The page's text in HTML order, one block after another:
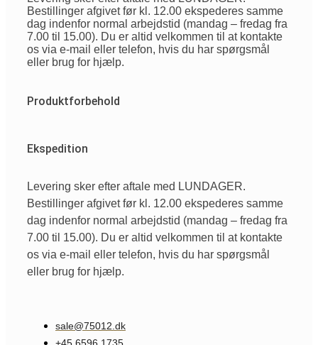
Bestillinger afgivet før kl. 12.00 ekspederes samme
dag indenfor normal arbejdstid (mandag – fredag fra
7.00 til 15.00). Du er altid velkommen til at kontakte
os via e-mail eller telefon, hvis du har spørgsmål
eller brug for hjælp.
Produktforbehold
Ekspedition
Levering sker efter aftale med LUNDAGER.
Bestillinger afgivet før kl. 12.00 ekspederes samme
dag indenfor normal arbejdstid (mandag – fredag fra
7.00 til 15.00). Du er altid velkommen til at kontakte
os via e-mail eller telefon, hvis du har spørgsmål
eller brug for hjælp.
sale@75012.dk
+45 6596 1735